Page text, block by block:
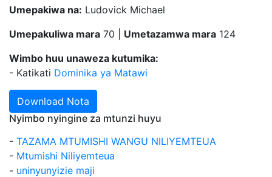
Umepakiwa na: Ludovick Michael
Umepakuliwa mara 70 | Umetazamwa mara 124
Wimbo huu unaweza kutumika:
- Katikati Dominika ya Matawi
Download Nota
Nyimbo nyingine za mtunzi huyu
- TAZAMA MTUMISHI WANGU NILIYEMTEUA
- Mtumishi Niliyemteua
- uninyunyizie maji